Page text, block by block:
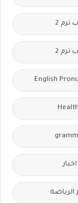
English
اخبار
الرياضة